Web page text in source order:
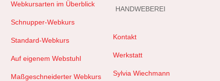
Webkursarten im Überblick
Schnupper-Webkurs
Standard-Webkurs
Auf eigenem Webstuhl
Maßgeschneiderter Webkurs
HANDWEBEREI
Kontakt
Werkstatt
Sylvia Wiechmann